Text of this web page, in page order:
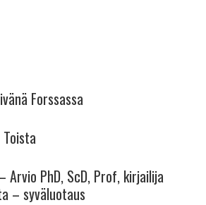
Forssassa
Arvio PhD, ScD, Prof, kirjailija
– syväluotaus